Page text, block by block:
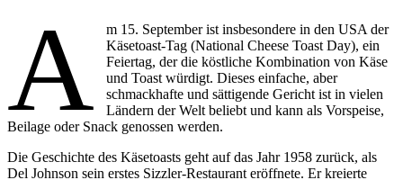
A
m 15. September ist insbesondere in den USA der
Käsetoast-Tag (National Cheese Toast Day), ein
Feiertag, der die köstliche Kombination von Käse
und Toast würdigt. Dieses einfache, aber
schmackhafte und sättigende Gericht ist in vielen
Ländern der Welt beliebt und kann als Vorspeise,
Beilage oder Snack genossen werden.
Die Geschichte des Käsetoasts geht auf das Jahr 1958 zurück, als
Del Johnson sein erstes Sizzler-Restaurant eröffnete. Er kreierte